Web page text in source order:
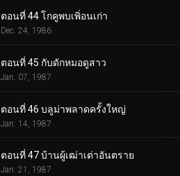
ตอนที่ 44 โกคูพบเพิ่อนเก่า
Dec. 24, 1986
ตอนที่ 45 กับดักหมอดูสาว
Jan. 07, 1987
ตอนที่ 46 บลูม่าพลาดครั้งใหญ่
Jan. 14, 1987
ตอนที่ 47 บ้านผู้เฒ่าเต่าอันตราย
Jan. 21, 1987